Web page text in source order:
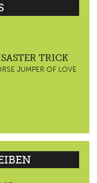
TRICK
JUMPER OF LOVE